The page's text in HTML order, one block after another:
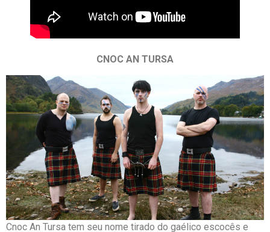
CNOC AN TURSA
Cnoc An Tursa tem seu nome tirado do gaélico escocês e